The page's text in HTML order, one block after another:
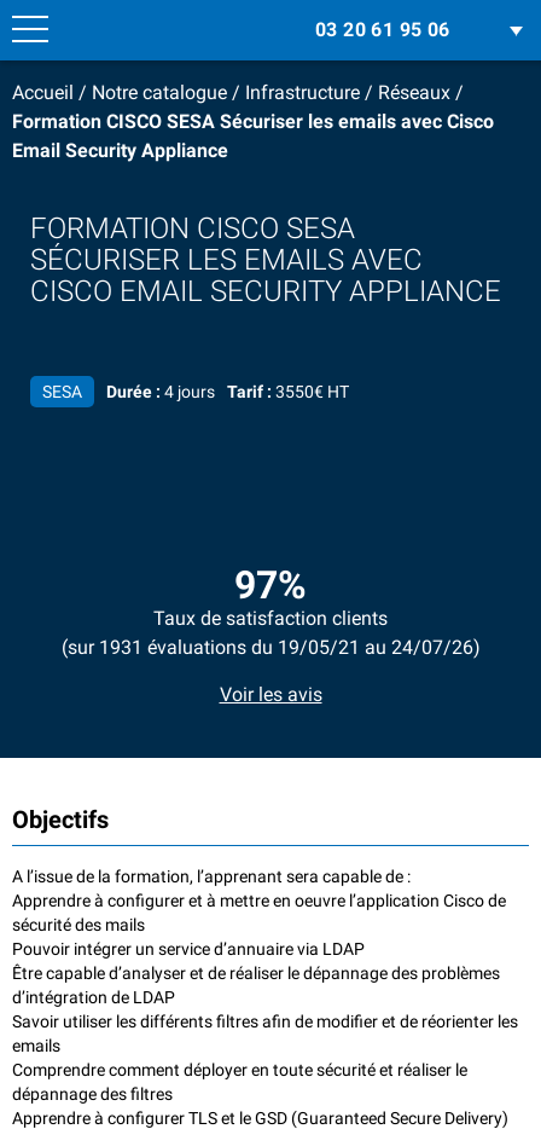
03 20 61 95 06
Accueil / Notre catalogue / Infrastructure / Réseaux /
Formation CISCO SESA Sécuriser les emails avec Cisco
Email Security Appliance
FORMATION CISCO SESA
SÉCURISER LES EMAILS AVEC
CISCO EMAIL SECURITY APPLIANCE
SESA Durée : 4 jours Tarif : 3550€ HT
97%
Taux de satisfaction clients
(sur 1931 évaluations du 19/05/21 au 24/07/26)
Voir les avis
Objectifs
A l’issue de la formation, l’apprenant sera capable de :
Apprendre à configurer et à mettre en oeuvre l’application Cisco de
sécurité des mails
Pouvoir intégrer un service d’annuaire via LDAP
Être capable d’analyser et de réaliser le dépannage des problèmes
d’intégration de LDAP
Savoir utiliser les différents filtres afin de modifier et de réorienter les
emails
Comprendre comment déployer en toute sécurité et réaliser le
dépannage des filtres
Apprendre à configurer TLS et le GSD (Guaranteed Secure Delivery)